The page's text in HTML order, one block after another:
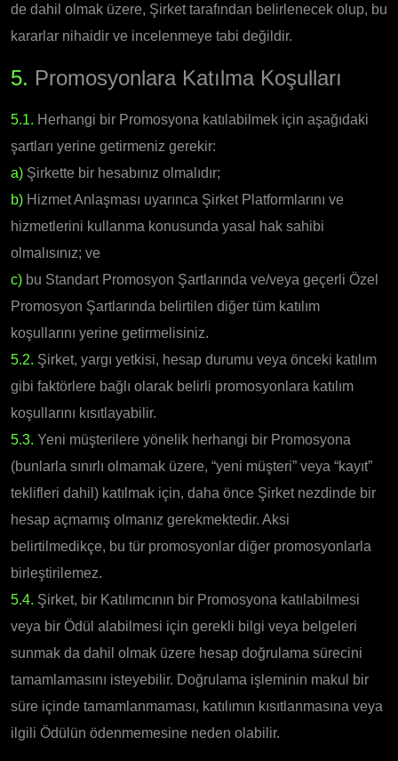
de dahil olmak üzere, Şirket tarafından belirlenecek olup, bu
kararlar nihaidir ve incelenmeye tabi değildir.
5. Promosyonlara Katılma Koşulları
5.1. Herhangi bir Promosyona katılabilmek için aşağıdaki
şartları yerine getirmeniz gerekir:
a) Şirkette bir hesabınız olmalıdır;
b) Hizmet Anlaşması uyarınca Şirket Platformlarını ve
hizmetlerini kullanma konusunda yasal hak sahibi
olmalısınız; ve
c) bu Standart Promosyon Şartlarında ve/veya geçerli Özel
Promosyon Şartlarında belirtilen diğer tüm katılım
koşullarını yerine getirmelisiniz.
5.2. Şirket, yargı yetkisi, hesap durumu veya önceki katılım
gibi faktörlere bağlı olarak belirli promosyonlara katılım
koşullarını kısıtlayabilir.
5.3. Yeni müşterilere yönelik herhangi bir Promosyona
(bunlarla sınırlı olmamak üzere, “yeni müşteri” veya “kayıt”
teklifleri dahil) katılmak için, daha önce Şirket nezdinde bir
hesap açmamış olmanız gerekmektedir. Aksi
belirtilmedikçe, bu tür promosyonlar diğer promosyonlarla
birleştirilemez.
5.4. Şirket, bir Katılımcının bir Promosyona katılabilmesi
veya bir Ödül alabilmesi için gerekli bilgi veya belgeleri
sunmak da dahil olmak üzere hesap doğrulama sürecini
tamamlamasını isteyebilir. Doğrulama işleminin makul bir
süre içinde tamamlanmaması, katılımın kısıtlanmasına veya
ilgili Ödülün ödenmemesine neden olabilir.